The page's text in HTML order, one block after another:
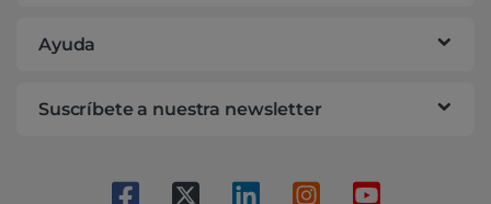
Ayuda
Suscríbete a nuestra newsletter